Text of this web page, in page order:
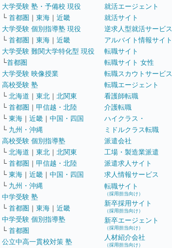
大学受験 塾・予備校 現役
└ 首都圏 ｜ 東海 ｜ 近畿
大学受験 個別指導塾 現役
└ 首都圏 ｜ 東海 ｜ 近畿
大学受験 難関大学特化型 現役
└首都圏
大学受験 映像授業
高校受験 塾
└ 北海道 ｜ 東北 ｜ 北関東
└ 首都圏 ｜ 甲信越・北陸
└ 東海 ｜ 近畿 ｜ 中国・四国
└ 九州・沖縄
高校受験 個別指導塾
└ 北海道 ｜ 東北 ｜ 北関東
└ 首都圏 ｜ 甲信越・北陸
└ 東海 ｜ 近畿 ｜ 中国・四国
└ 九州・沖縄
中学受験 塾
└ 首都圏 ｜ 東海 ｜ 近畿
中学受験 個別指導塾
└ 首都圏
公立中高一貫校対策 塾
就活エージェント
就活サイト
逆求人型就活サービス
アルバイト情報サイト
転職サイト
転職サイト 女性
転職スカウトサービス
転職エージェント
看護師転職
介護転職
ハイクラス・
ミドルクラス転職
派遣会社
工場・製造業派遣
派遣求人サイト
求人情報サービス
転職サイト
（採用担当向け）
新卒採用サイト
（採用担当向け）
新卒エージェント
（採用担当向け）
人材紹介会社
（採用担当向け）